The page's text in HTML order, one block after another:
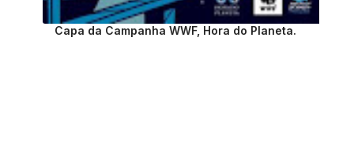
Capa da Campanha WWF, Hora do Planeta.